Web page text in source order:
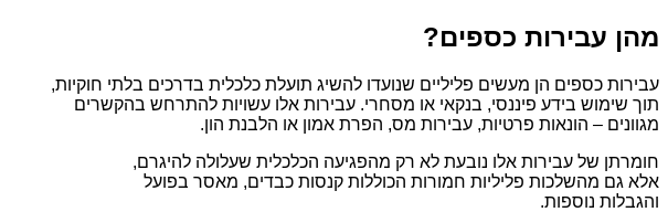
מהן עבירות כספים?
עבירות כספים הן מעשים פליליים שנועדו להשיג תועלת כלכלית בדרכים בלתי חוקיות,
תוך שימוש בידע פיננסי, בנקאי או מסחרי. עבירות אלו עשויות להתרחש בהקשרים
מגוונים – הונאות פרטיות, עבירות מס, הפרת אמון או הלבנת הון.
חומרתן של עבירות אלו נובעת לא רק מהפגיעה הכלכלית שעלולה להיגרם,
אלא גם מהשלכות פליליות חמורות הכוללות קנסות כבדים, מאסר בפועל
והגבלות נוספות.